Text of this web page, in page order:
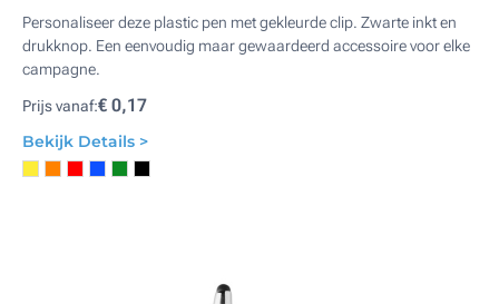
Personaliseer deze plastic pen met gekleurde clip. Zwarte inkt en
drukknop. Een eenvoudig maar gewaardeerd accessoire voor elke
campagne.
Prijs vanaf:€ 0,17
Bekijk Details >